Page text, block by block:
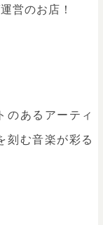
営のお店！
のあるアーティ
刻む音楽が彩る